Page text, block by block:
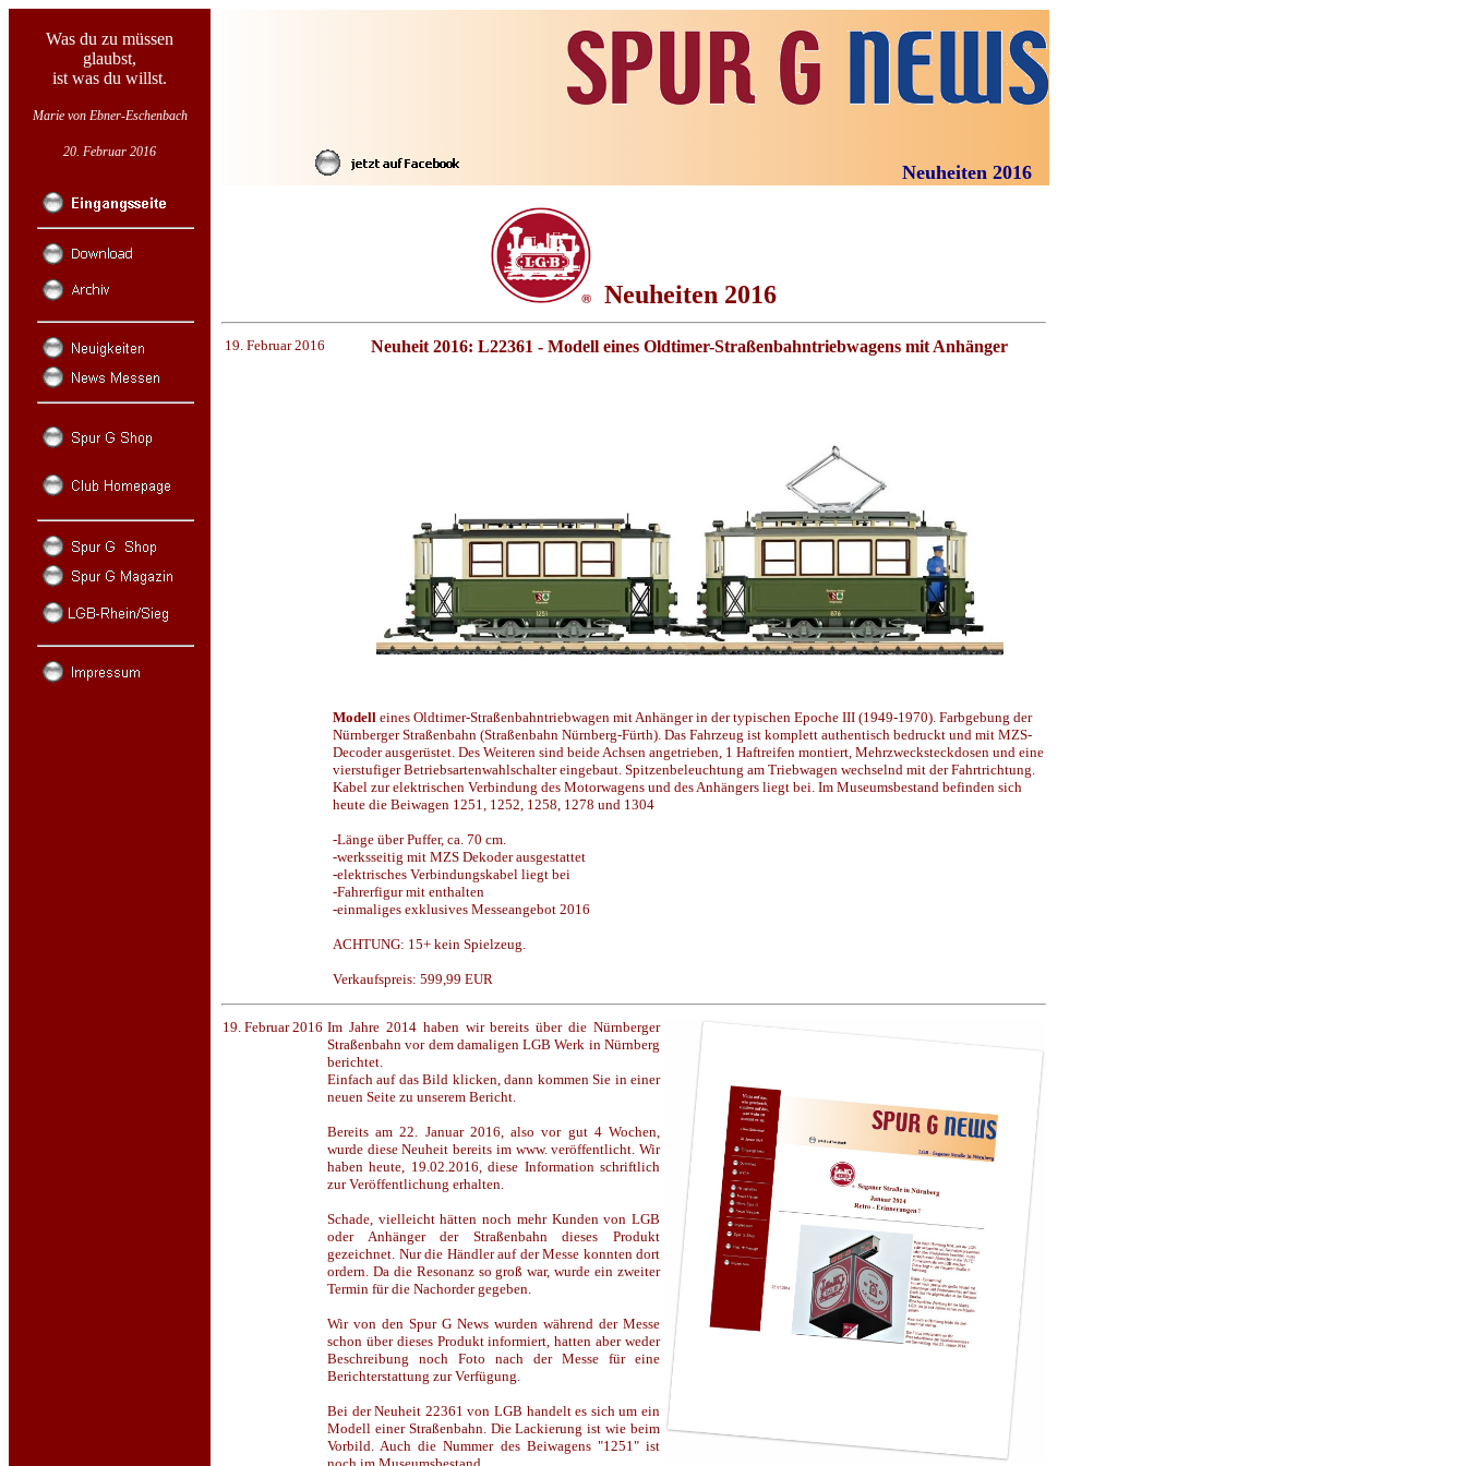
Was du zu müssen
glaubst,
ist was du willst.
Marie von Ebner-Eschenbach
20. Februar 2016
Neuheiten 2016
Neuheiten 2016
19. Februar 2016 Neuheit 2016: L22361 - Modell eines Oldtimer-Straßenbahntriebwagens mit Anhänger
Modell eines Oldtimer-Straßenbahntriebwagen mit Anhänger in der typischen Epoche III (1949-1970). Farbgebung der
Nürnberger Straßenbahn (Straßenbahn Nürnberg-Fürth). Das Fahrzeug ist komplett authentisch bedruckt und mit MZS-
Decoder ausgerüstet. Des Weiteren sind beide Achsen angetrieben, 1 Haftreifen montiert, Mehrzwecksteckdosen und eine
vierstufiger Betriebsartenwahlschalter eingebaut. Spitzenbeleuchtung am Triebwagen wechselnd mit der Fahrtrichtung.
Kabel zur elektrischen Verbindung des Motorwagens und des Anhängers liegt bei. Im Museumsbestand befinden sich
heute die Beiwagen 1251, 1252, 1258, 1278 und 1304
-Länge über Puffer, ca. 70 cm.
-werksseitig mit MZS Dekoder ausgestattet
-elektrisches Verbindungskabel liegt bei
-Fahrerfigur mit enthalten
-einmaliges exklusives Messeangebot 2016
ACHTUNG: 15+ kein Spielzeug.
Verkaufspreis: 599,99 EUR
19. Februar 2016 Im Jahre 2014 haben wir bereits über die Nürnberger
Straßenbahn vor dem damaligen LGB Werk in Nürnberg
berichtet.
Einfach auf das Bild klicken, dann kommen Sie in einer
neuen Seite zu unserem Bericht.
Bereits am 22. Januar 2016, also vor gut 4 Wochen,
wurde diese Neuheit bereits im www. veröffentlicht. Wir
haben heute, 19.02.2016, diese Information schriftlich
zur Veröffentlichung erhalten.
Schade, vielleicht hätten noch mehr Kunden von LGB
oder Anhänger der Straßenbahn dieses Produkt
gezeichnet. Nur die Händler auf der Messe konnten dort
ordern. Da die Resonanz so groß war, wurde ein zweiter
Termin für die Nachorder gegeben.
Wir von den Spur G News wurden während der Messe
schon über dieses Produkt informiert, hatten aber weder
Beschreibung noch Foto nach der Messe für eine
Berichterstattung zur Verfügung.
Bei der Neuheit 22361 von LGB handelt es sich um ein
Modell einer Straßenbahn. Die Lackierung ist wie beim
Vorbild. Auch die Nummer des Beiwagens "1251" ist